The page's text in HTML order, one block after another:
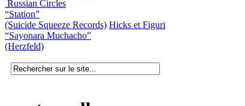
Russian Circles
“Station”
(Suicide Squeeze Records) Hicks et Figuri
“Sayonara Muchacho”
(Herzfeld)